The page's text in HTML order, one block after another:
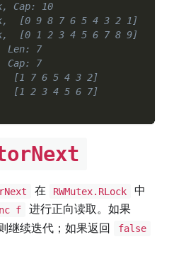
Cap: 10
[0 9 8 7 6 5 4 3 2 1]
[0 1 2 3 4 5 6 7 8 9]
Len: 7
7
[1 7 6 5 4 3 2]
[1 2 3 4 5 6 7]
在 RWMutex.RLock
中
f 进行正向读取。如果
继续迭代；如果返回 false